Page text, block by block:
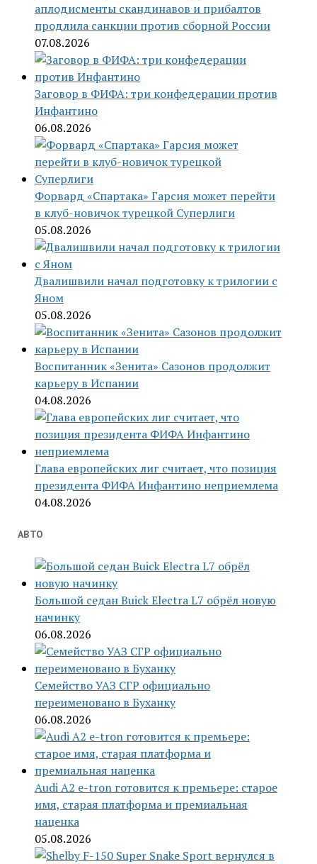
аплодисменты скандинавов и прибалтов
продлила санкции против сборной России
07.08.2026
Заговор в ФИФА: три конфедерации против
Инфантино
06.08.2026
Форвард «Спартака» Гарсия может перейти
в клуб-новичок турецкой Суперлиги
05.08.2026
Двалишвили начал подготовку к трилогии с
Яном
05.08.2026
Воспитанник «Зенита» Сазонов продолжит
карьеру в Испании
04.08.2026
Глава европейских лиг считает, что позиция
президента ФИФА Инфантино неприемлема
04.08.2026
АВТО
Большой седан Buick Electra L7 обрёл новую
начинку
06.08.2026
Семейство УАЗ СГР официально
переименовано в Буханку
06.08.2026
Audi A2 e-tron готовится к премьере: старое
имя, старая платформа и премиальная
наценка
05.08.2026